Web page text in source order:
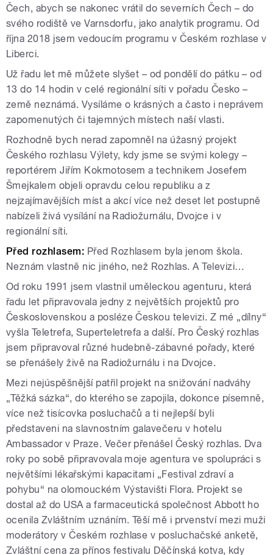
Čech, abych se nakonec vrátil do severních Čech – do
svého rodiště ve Varnsdorfu, jako analytik programu. Od
října 2018 jsem vedoucím programu v Českém rozhlase v
Liberci.
Už řadu let mě můžete slyšet – od pondělí do pátku – od
13 do 14 hodin v celé regionální síti v pořadu Česko –
země neznámá. Vysíláme o krásných a často i neprávem
zapomenutých či tajemných místech naší vlasti.
Rozhodně bych nerad zapomněl na úžasný projekt
Českého rozhlasu Výlety, kdy jsme se svými kolegy –
reportérem Jiřím Kokmotosem a technikem Josefem
Šmejkalem objeli opravdu celou republiku a z
nejzajímavějších míst a akcí více než deset let postupně
nabízeli živá vysílání na Radiožurnálu, Dvojce i v
regionální síti.
Před rozhlasem: Před Rozhlasem byla jenom škola.
Neznám vlastně nic jiného, než Rozhlas. A Televizi…
Od roku 1991 jsem vlastnil uměleckou agenturu, která
řadu let připravovala jedny z největších projektů pro
Československou a posléze Českou televizi. Z mé „dílny“
vyšla Teletrefa, Superteletrefa a další. Pro Český rozhlas
jsem připravoval různé hudebně-zábavné pořady, které
se přenášely živě na Radiožurnálu i na Dvojce.
Mezi nejúspěšnější patřil projekt na snižování nadváhy
„Těžká sázka“, do kterého se zapojila, dokonce písemně,
více než tisícovka posluchačů a ti nejlepší byli
představeni na slavnostním galavečeru v hotelu
Ambassador v Praze. Večer přenášel Český rozhlas. Dva
roky po sobě připravovala moje agentura ve spolupráci s
největšími lékařskými kapacitami „Festival zdraví a
pohybu“ na olomouckém Výstavišti Flora. Projekt se
dostal až do USA a farmaceutická společnost Abbott ho
ocenila Zvláštním uznáním. Těší mě i prvenství mezi muži
moderátory v Českém rozhlase v posluchačské anketě,
Zvláštní cena za přínos festivalu Děčínská kotva, kdy